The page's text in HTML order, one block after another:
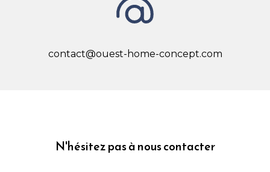
contact@ouest-home-concept.com
N'hésitez pas à nous contacter